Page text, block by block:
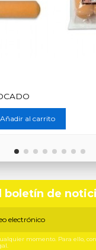
Añadir al carrito
boletín de
momento. Para ello,